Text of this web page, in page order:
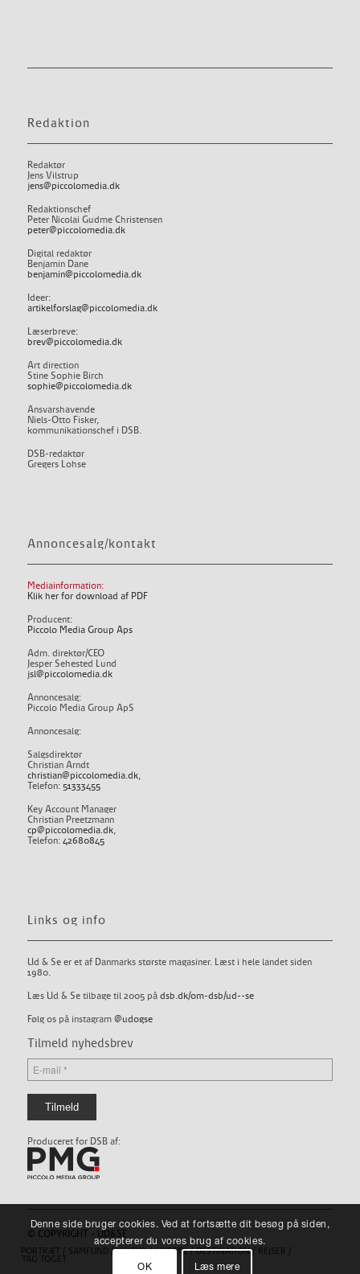
Redaktion
Redaktør
Jens Vilstrup
jens@piccolomedia.dk
Redaktionschef
Peter Nicolai Gudme Christensen
peter@piccolomedia.dk
Digital redaktør
Benjamin Dane
benjamin@piccolomedia.dk
Ideer:
artikelforslag@piccolomedia.dk
Læserbreve:
brev@piccolomedia.dk
Art direction
Stine Sophie Birch
sophie@piccolomedia.dk
Ansvarshavende
Niels-Otto Fisker,
kommunikationschef i DSB.
DSB-redaktør
Gregers Lohse
Annoncesalg/kontakt
Mediainformation:
Klik her for download af PDF
Producent:
Piccolo Media Group Aps
Adm. direktør/CEO
Jesper Sehested Lund
jsl@piccolomedia.dk
Annoncesalg:
Piccolo Media Group ApS
Annoncesalg:
Salgsdirektør
Christian Arndt
christian@piccolomedia.dk,
Telefon: 51333455
Key Account Manager
Christian Preetzmann
cp@piccolomedia.dk,
Telefon: 42680845
Links og info
Ud & Se er et af Danmarks største magasiner. Læst i hele landet siden
1980.
Læs Ud & Se tilbage til 2005 på dsb.dk/om-dsb/ud--se
Følg os på instagram @udogse
Tilmeld nyhedsbrev
Produceret for DSB af:
© COPYRIGHT - UD&SE
PORTRÆT
SAMFUND KULTUR LIVSSTIL DESTINATION REJSER
TAG TOGET
Denne side bruger cookies. Ved at fortsætte dit besøg på siden,
accepterer du vores brug af cookies.
OK Læs mere